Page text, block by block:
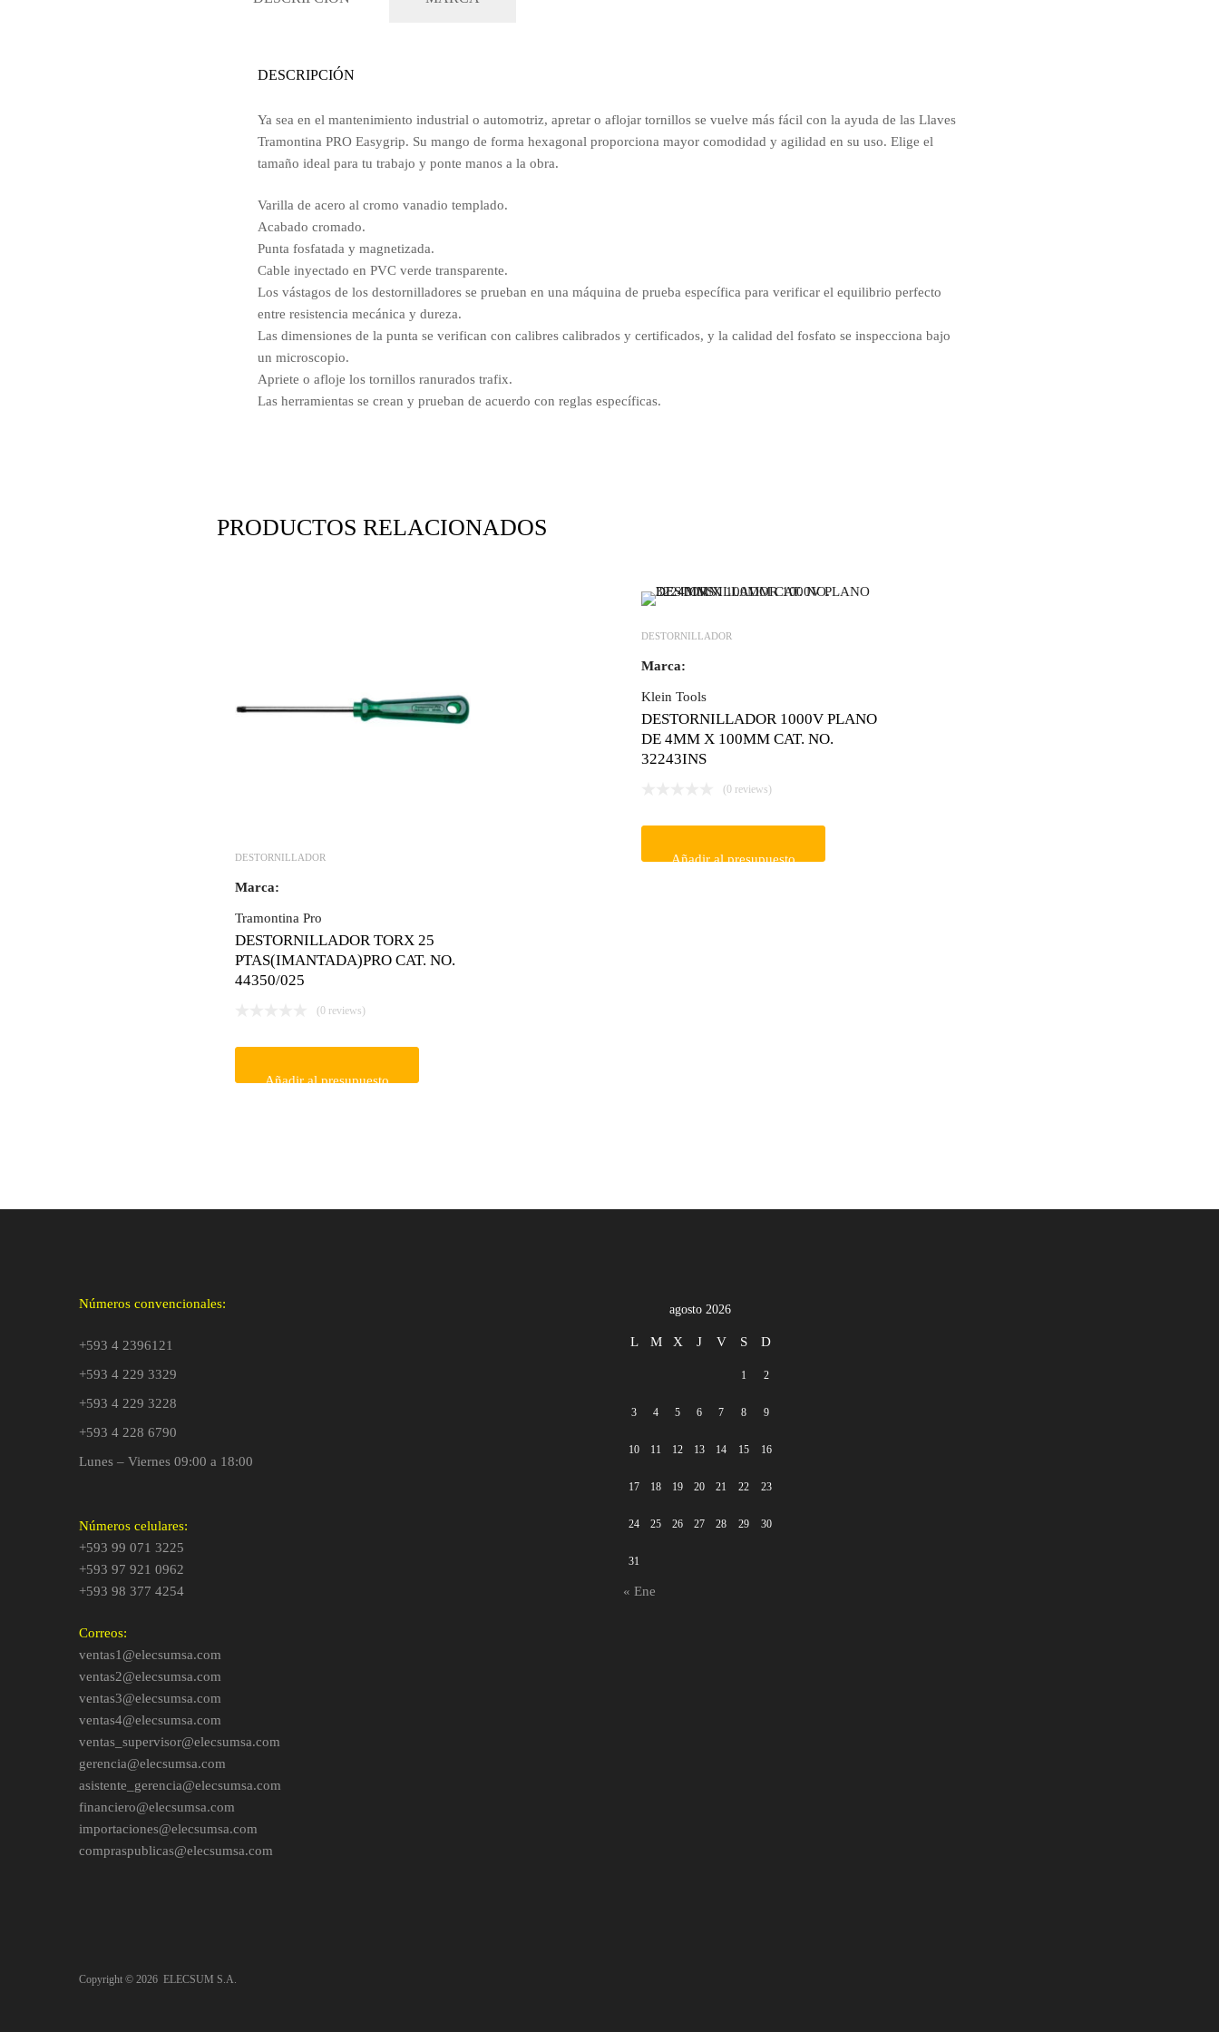
DESCRIPCIÓN
Ya sea en el mantenimiento industrial o automotriz, apretar o aflojar tornillos se vuelve más fácil con la ayuda de las Llaves
Tramontina PRO Easygrip. Su mango de forma hexagonal proporciona mayor comodidad y agilidad en su uso. Elige el
tamaño ideal para tu trabajo y ponte manos a la obra.
Varilla de acero al cromo vanadio templado.
Acabado cromado.
Punta fosfatada y magnetizada.
Cable inyectado en PVC verde transparente.
Los vástagos de los destornilladores se prueban en una máquina de prueba específica para verificar el equilibrio perfecto
entre resistencia mecánica y dureza.
Las dimensiones de la punta se verifican con calibres calibrados y certificados, y la calidad del fosfato se inspecciona bajo
un microscopio.
Apriete o afloje los tornillos ranurados trafix.
Las herramientas se crean y prueban de acuerdo con reglas específicas.
PRODUCTOS RELACIONADOS
DESTORNILLADOR
Marca:
Tramontina Pro
DESTORNILLADOR TORX 25
PTAS(IMANTADA)PRO CAT. NO.
44350/025
(0 reviews)
Añadir al presupuesto
DESTORNILLADOR
Marca:
Klein Tools
DESTORNILLADOR 1000V PLANO
DE 4MM X 100MM CAT. NO.
32243INS
(0 reviews)
Añadir al presupuesto
Números convencionales:
+593 4 2396121
+593 4 229 3329
+593 4 229 3228
+593 4 228 6790
Lunes – Viernes 09:00 a 18:00
Números celulares:
+593 99 071 3225
+593 97 921 0962
+593 98 377 4254
Correos:
ventas1@elecsumsa.com
ventas2@elecsumsa.com
ventas3@elecsumsa.com
ventas4@elecsumsa.com
ventas_supervisor@elecsumsa.com
gerencia@elecsumsa.com
asistente_gerencia@elecsumsa.com
financiero@elecsumsa.com
importaciones@elecsumsa.com
compraspublicas@elecsumsa.com
agosto 2026
L M X J V S D
1 2
3 4 5 6 7 8 9
10 11 12 13 14 15 16
17 18 19 20 21 22 23
24 25 26 27 28 29 30
31
« Ene
Copyright © 2026 ELECSUM S.A.